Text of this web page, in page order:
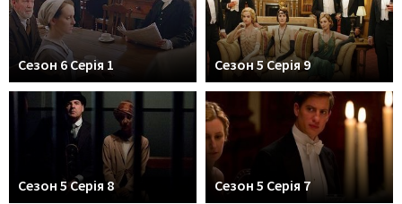
Сезон 6 Серія 1 Сезон 5 Серія 9
Сезон 5 Серія 8 Сезон 5 Серія 7